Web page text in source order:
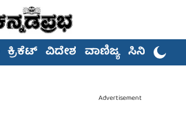
ಕ್ರಿಕೆಟ್ ವಿದೇಶ ವಾಣಿಜ್ಯ ಸಿನಿಮಾ
Advertisement